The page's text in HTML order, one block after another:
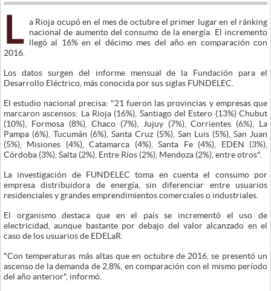
L
a Rioja ocupó en el mes de octubre el primer lugar en el ránking
nacional de aumento del consumo de la energía. El incremento
llegó al 16% en el décimo mes del año en comparación con
2016.
Los datos surgen del informe mensual de la Fundación para el
Desarrollo Eléctrico, más conocida por sus siglas FUNDELEC.
El estudio nacional precisa: "21 fueron las provincias y empresas que
marcaron ascensos: La Rioja (16%), Santiago del Estero (13%) Chubut
(10%), Formosa (8%), Chaco (7%), Jujuy (7%), Corrientes (6%), La
Pampa (6%), Tucumán (6%), Santa Cruz (5%), San Luis (5%), San Juan
(5%), Misiones (4%), Catamarca (4%), Santa Fe (4%), EDEN (3%),
Córdoba (3%), Salta (2%), Entre Ríos (2%), Mendoza (2%), entre otros".
La investigación de FUNDELEC toma en cuenta el consumo por
empresa distribuidora de energía, sin diferenciar entre usuarios
residenciales y grandes emprendimientos comerciales o industriales.
El organismo destaca que en el país se incrementó el uso de
electricidad, aunque bastante por debajo del valor alcanzado en el
caso de los usuarios de EDELaR.
"Con temperaturas más altas que en octubre de 2016, se presentó un
ascenso de la demanda de 2,8%, en comparación con el mismo período
del año anterior", informó.